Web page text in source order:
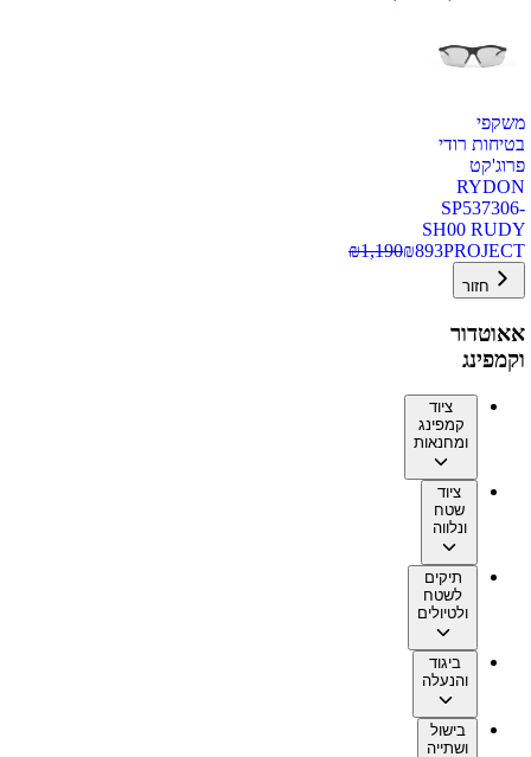
משקפי
בטיחות רודי
פרוג'קט
RYDON
SP537306-
SH00 RUDY
PROJECT
₪893
₪1,190
חזור
אאוטדור
וקמפינג
ציוד
קמפינג
ומחנאות
ציוד
שטח
ונלווה
תיקים
לשטח
ולטיולים
ביגוד
והנעלה
בישול
ושתייה